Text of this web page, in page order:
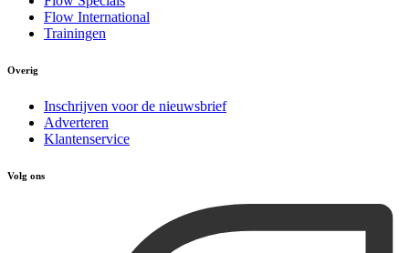
Flow International
Trainingen
Overig
Inschrijven voor de nieuwsbrief
Adverteren
Klantenservice
Volg ons